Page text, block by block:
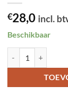
€28,0 incl.
Beschikbaar